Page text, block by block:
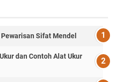
Sifat Mendel
dan Contoh Alat Ukur